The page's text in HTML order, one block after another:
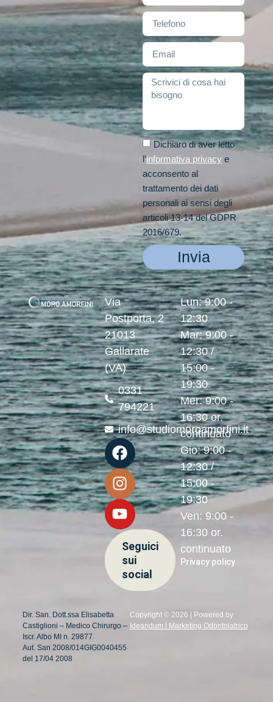
Dichiaro di aver letto
l’informativa privacy e
acconsento al
trattamento dei dati
personali ai sensi degli
articoli 13-14 del GDPR
2016/679.
Invia
Via
Postporta, 2
21013
Gallarate
(VA)
0331
794221
info@studiomoroamorfini.it
Seguici
sui
social
Lun: 9:00 -
12:30
Mar: 9:00 -
12:30 /
15:00 -
19:30
Mer: 9:00 -
16:30 or.
continuato
Gio: 9:00 -
12:30 /
15:00 -
19:30
Ven: 9:00 -
16:30 or.
continuato
Privacy policy
Dir. San. Dott.ssa Elisabetta
Castiglioni – Medico Chirurgo –
Iscr. Albo MI n. 29877
Aut. San 2008/014GIG0040455
del 17/04 2008
Copyright © 2026 | Powered by
Ideandum | Marketing Odontoiatrico